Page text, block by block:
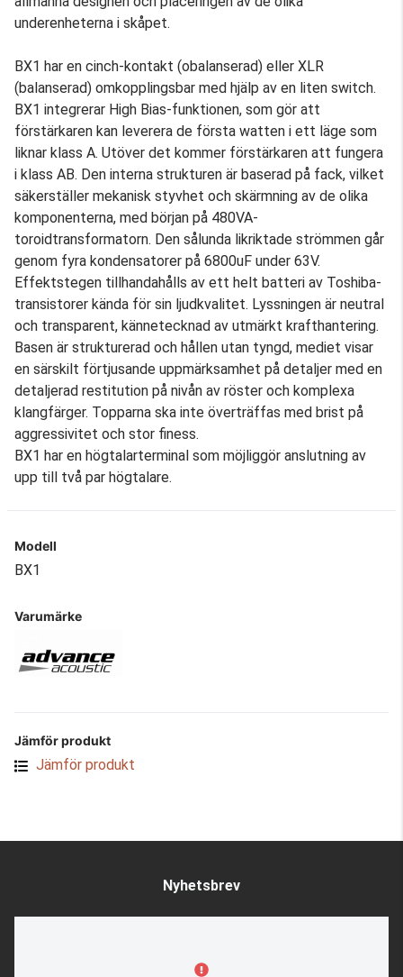
underenheterna i skåpet.
BX1 har en cinch-kontakt (obalanserad) eller XLR
(balanserad) omkopplingsbar med hjälp av en liten switch.
BX1 integrerar High Bias-funktionen, som gör att
förstärkaren kan leverera de första watten i ett läge som
liknar klass A. Utöver det kommer förstärkaren att fungera
i klass AB. Den interna strukturen är baserad på fack, vilket
säkerställer mekanisk styvhet och skärmning av de olika
komponenterna, med början på 480VA-
toroidtransformatorn. Den sålunda likriktade strömmen går
genom fyra kondensatorer på 6800uF under 63V.
Effektstegen tillhandahålls av ett helt batteri av Toshiba-
transistorer kända för sin ljudkvalitet. Lyssningen är neutral
och transparent, kännetecknad av utmärkt krafthantering.
Basen är strukturerad och hållen utan tyngd, mediet visar
en särskilt förtjusande uppmärksamhet på detaljer med en
detaljerad restitution på nivån av röster och komplexa
klangfärger. Topparna ska inte överträffas med brist på
aggressivitet och stor finess.
BX1 har en högtalarterminal som möjliggör anslutning av
upp till två par högtalare.
Modell
BX1
Varumärke
Jämför produkt
Jämför produkt
Nyhetsbrev